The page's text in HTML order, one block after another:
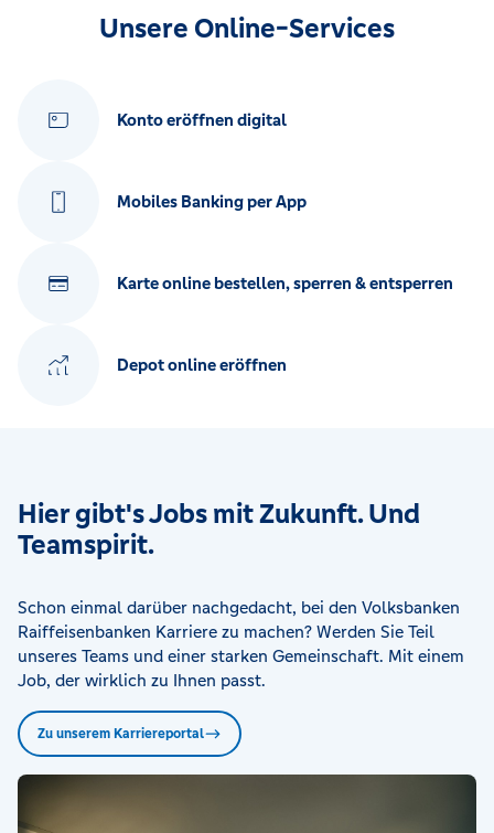
Unsere Online-Services
Konto eröffnen digital
Mobiles Banking per App
Karte online bestellen, sperren & entsperren
Depot online eröffnen
Hier gibt's Jobs mit Zukunft. Und
Teamspirit.
Schon einmal darüber nachgedacht, bei den Volksbanken
Raiffeisenbanken Karriere zu machen? Werden Sie Teil
unseres Teams und einer starken Gemeinschaft. Mit einem
Job, der wirklich zu Ihnen passt.
Zu unserem Karriereportal